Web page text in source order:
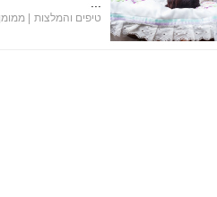
טיפים והמלצות | ממומן